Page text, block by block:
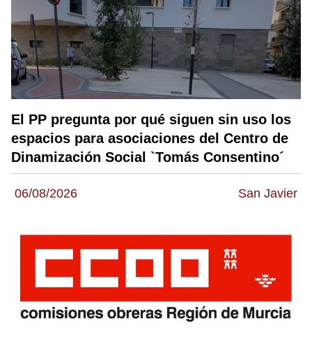
El PP pregunta por qué siguen sin uso los
espacios para asociaciones del Centro de
Dinamización Social `Tomás Consentino´
06/08/2026 San Javier